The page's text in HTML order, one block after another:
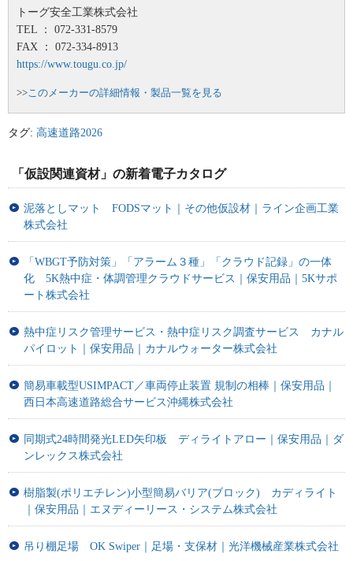
トーグ安全工業株式会社
TEL ： 072-331-8579
FAX ： 072-334-8913
https://www.tougu.co.jp/
>>このメーカーの詳細情報・製品一覧を見る
タグ: 高速道路2026
「仮設関連資材」の新着電子カタログ
泥落としマット FODSマット｜その他仮設材｜ライン企画工業
株式会社
「WBGT予防対策」「アラーム３種」「クラウド記録」の一体
化 5K熱中症・体調管理クラウドサービス｜保安用品｜5Kサポ
ート株式会社
熱中症リスク管理サービス・熱中症リスク調査サービス カナル
パイロット｜保安用品｜カナルウォーター株式会社
簡易車載型USIMPACT／車両停止装置 規制の相棒｜保安用品｜
西日本高速道路総合サービス沖縄株式会社
同期式24時間発光LED矢印板 ディライトアロー｜保安用品｜ダ
ンレックス株式会社
樹脂製(ポリエチレン)小型簡易バリア(ブロック) カディライト
｜保安用品｜エヌディーリース・システム株式会社
吊り棚足場 OK Swiper｜足場・支保材｜光洋機械産業株式会社